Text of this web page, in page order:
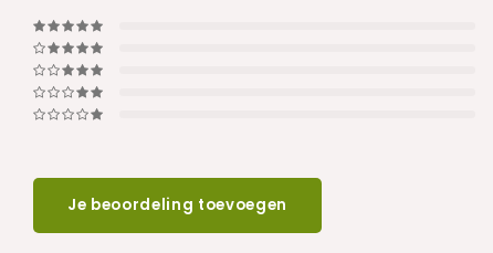
Je beoordeling toevoegen